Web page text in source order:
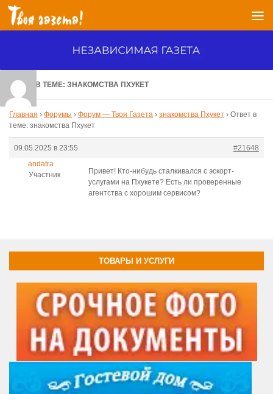
Перейти к содержимому
ОТВЕТ В ТЕМЕ: ЗНАКОМСТВА ПХУКЕТ
Главная › Форумы › Форум — Твоя Газета › знакомства Пхукет › Ответ в
теме: знакомства Пхукет
09.05.2025 в 23:55
#21648
andatra
Участник
Привет! Кто-нибудь сталкивался с эскорт-
услугами на Пхукете? Есть ли проверенные
агентства с хорошим сервисом?
ТОВАРЫ И УСЛУГИ